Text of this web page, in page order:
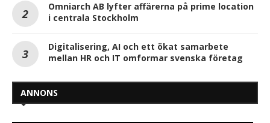
Omniarch AB lyfter affärerna på prime location
i centrala Stockholm
Digitalisering, AI och ett ökat samarbete
mellan HR och IT omformar svenska företag
ANNONS